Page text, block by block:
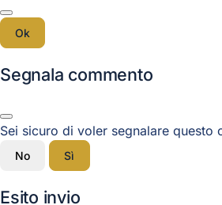
Ok
Segnala commento
Sei sicuro di voler segnalare questo
No Sì
Esito invio